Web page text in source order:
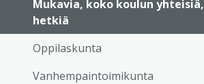
Mukavia, koko koulun yhteisiä,
hetkiä
Oppilaskunta
Vanhempaintoimikunta